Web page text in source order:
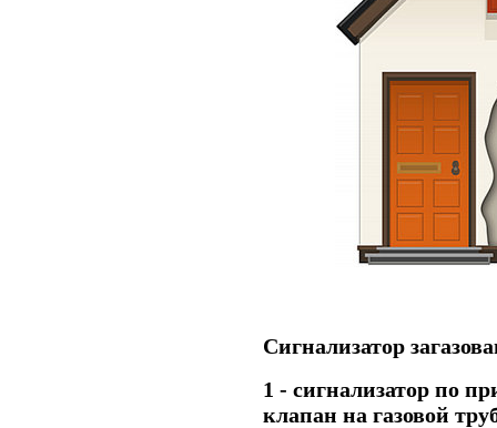
Сигнализатор
1 - сигнализатор по
клапан на газовой